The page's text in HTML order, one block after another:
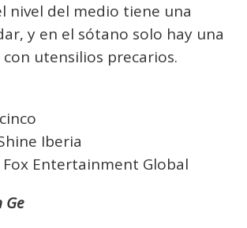
nivel del medio tiene una
y en el sótano solo hay una
con utensilios precarios.
Iberia
Fox Entertainment Global
Ge